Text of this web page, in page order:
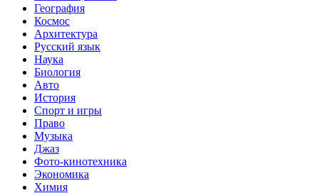
География
Космос
Архитектура
Русский язык
Наука
Биология
Авто
История
Спорт и игры
Право
Музыка
Джаз
Фото-кинотехника
Экономика
Химия